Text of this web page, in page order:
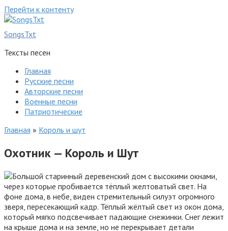
Перейти к контенту
SongsTxt
Тексты песен
Главная
Русские песни
Авторские песни
Военные песни
Патриотические
Главная » Король и шут
Охотник — Король и Шут